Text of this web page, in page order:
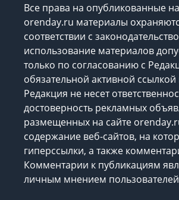
Все права на опубликованные
orenday.ru материалы
соответствии с
использование материалов
только по согласованию с
обязательной активной ссылкой
Редакция не несет
достоверность рекламных
размещенных на сайте
содержание веб-сайтов, на
гиперссылки, а также
Комментарии к публикациям
личным мнением пользователей